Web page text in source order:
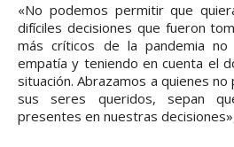
«No podemos permitir que
difíciles decisiones que fueron
más críticos de la pandemia no
empatía y teniendo en cuenta el
situación. Abrazamos a quienes
sus seres queridos, sepan
presentes en nuestras